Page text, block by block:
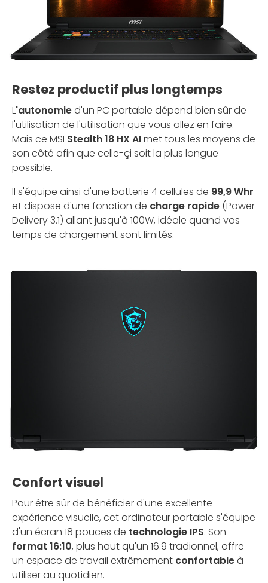
Restez productif plus longtemps
L'autonomied'un PC portable dépend bien sûr de
l'utilisation de l'utilisation que vous allez en faire.
Mais ce MSI Stealth 18 HX AImet tous les moyens de
son côté afin que celle-çi soit la plus longue
possible.
Il s'équipe ainsi d'une batterie 4 cellules de 99,9 Whr
et dispose d'une fonction de charge rapide (Power
Delivery 3.1) allant jusqu'à 100W, idéale quand vos
temps de chargement sont limités.
Confort visuel
Pour être sûr de bénéficier d'une excellente
expérience visuelle, cet ordinateur portable s'équipe
d'un écran 18 pouces de technologie IPS. Son
format 16:10, plus haut qu'un 16:9 tradionnel, offre
un espace de travail extrêmement confortableà
utiliser au quotidien.